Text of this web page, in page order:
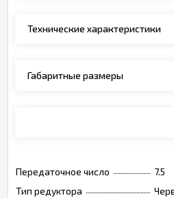
Технические характеристики
Габаритные размеры
Передаточное число
7.5
Тип редуктора